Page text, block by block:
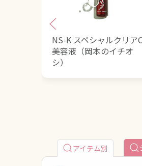
NS-K スペシャルクリアC
美容液（岡本のイチオ
シ）
アイテム別